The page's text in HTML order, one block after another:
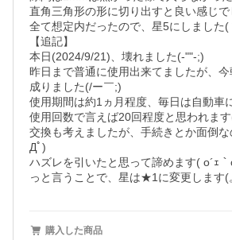
直角三角形の形に切り出すと良い感じ
全て想定内だったので、星5にしました(
【追記】
本日(2024/9/21)、壊れました(-""-;)
昨日まで普通に使用出来てましたが、今
成りました(/ー￣;)
使用期間は約1ヵ月程度、毎日は自動車
使用回数で言えば20回程度と思われま
交換も考えましたが、手続きとか面倒
Дﾟ)
ハズレを引いたと思って諦めます( o´ｪ
っと言うことで、星は★1に変更します
購入した商品